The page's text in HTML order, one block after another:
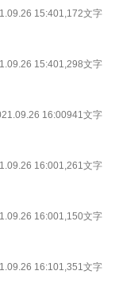
15:401,172文字
15:401,298文字
16:00941文字
16:001,261文字
16:001,150文字
16:101,351文字